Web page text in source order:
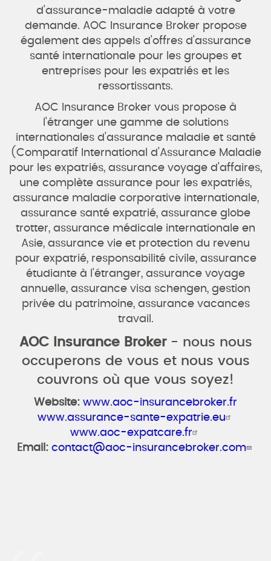
d'assurance-maladie adapté à votre
demande. AOC Insurance Broker propose
également des appels d'offres d'assurance
santé internationale pour les groupes et
entreprises pour les expatriés et les
ressortissants.
AOC Insurance Broker vous propose à
l'étranger une gamme de solutions
internationales d'assurance maladie et santé
(Comparatif International d'Assurance Maladie
pour les expatriés, assurance voyage d'affaires,
une complète assurance pour les expatriés,
assurance maladie corporative internationale,
assurance santé expatrié, assurance globe
trotter, assurance médicale internationale en
Asie, assurance vie et protection du revenu
pour expatrié, responsabilité civile, assurance
étudiante à l'étranger, assurance voyage
annuelle, assurance visa schengen, gestion
privée du patrimoine, assurance vacances
travail.
AOC Insurance Broker- nous nous
occuperons de vous et nous vous
couvrons où que vous soyez!
Website: www.aoc-insurancebroker.fr
www.assurance-sante-expatrie.eu
www.aoc-expatcare.fr
Email: contact@aoc-insurancebroker.com